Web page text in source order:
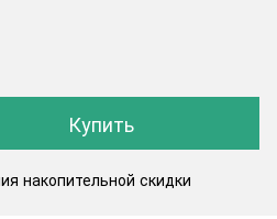
Купить
накопительной скидки